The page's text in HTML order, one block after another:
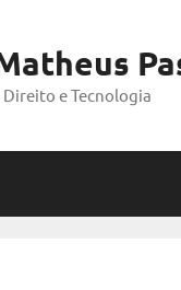
Direito e Tecnologia